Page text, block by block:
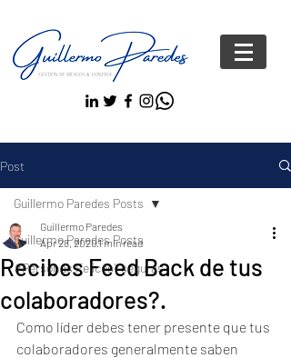
Post
Guillermo Paredes Posts
#Personas FelicesYseguras
Guillermo Paredes Posts
Recibes Feed Back de tus
colaboradores?.
Guillermo Paredes
Apr 28, 20201 min read
Como líder debes tener presente que tus
colaboradores generalmente saben